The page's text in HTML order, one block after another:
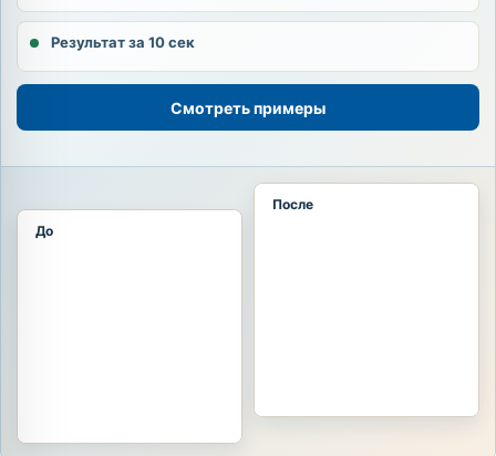
Результат за 10 сек
Смотреть примеры
До
После